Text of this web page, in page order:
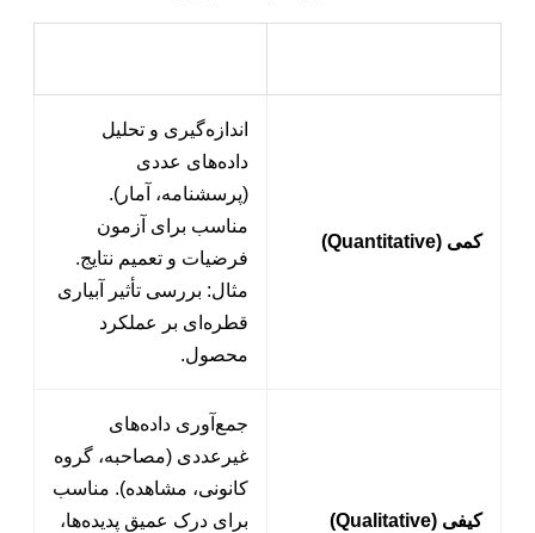
کمی (Quantitative)
اندازه‌گیری و تحلیل
داده‌های عددی
(پرسشنامه، آمار).
مناسب برای آزمون
فرضیات و تعمیم نتایج.
مثال: بررسی تأثیر آبیاری
قطره‌ای بر عملکرد
محصول.
کیفی (Qualitative)
جمع‌آوری داده‌های
غیرعددی (مصاحبه، گروه
کانونی، مشاهده). مناسب
برای درک عمیق پدیده‌ها،